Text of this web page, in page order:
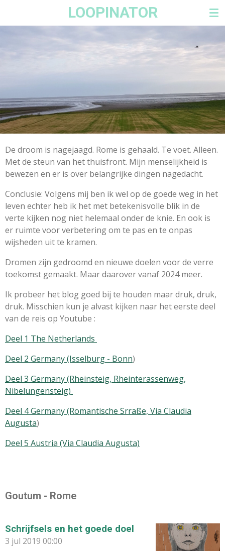
LOOPINATOR
De droom is nagejaagd. Rome is gehaald. Te voet. Alleen.
Met de steun van het thuisfront. Mijn menselijkheid is
bewezen en er is over belangrijke dingen nagedacht.
Conclusie: Volgens mij ben ik wel op de goede weg in het
leven echter heb ik het met betekenisvolle blik in de
verte kijken nog niet helemaal onder de knie. En ook is
er ruimte voor verbetering om te pas en te onpas
wijsheden uit te kramen.
Dromen zijn gedroomd en nieuwe doelen voor de verre
toekomst gemaakt. Maar daarover vanaf 2024 meer.
Ik probeer het blog goed bij te houden maar druk, druk,
druk. Misschien kun je alvast kijken naar het eerste deel
van de reis op Youtube :
Deel 1 The Netherlands
Deel 2 Germany (Isselburg - Bonn)
Deel 3 Germany (Rheinsteig, Rheinterassenweg,
Nibelungensteig)
Deel 4 Germany (Romantische Srraße, Via Claudia
Augusta)
Deel 5 Austria (Via Claudia Augusta)
Goutum - Rome
Schrijfsels en het goede doel
3 jul 2019 00:00